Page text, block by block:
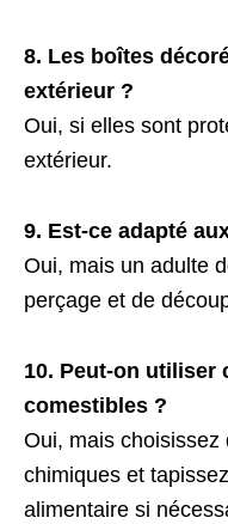
8. Les boîtes
extérieur ?
Oui, si elles sont
extérieur.
9. Est-ce adapté
Oui, mais un adulte
perçage et de
10. Peut-on utiliser
comestibles ?
Oui, mais
chimiques et
alimentaire si